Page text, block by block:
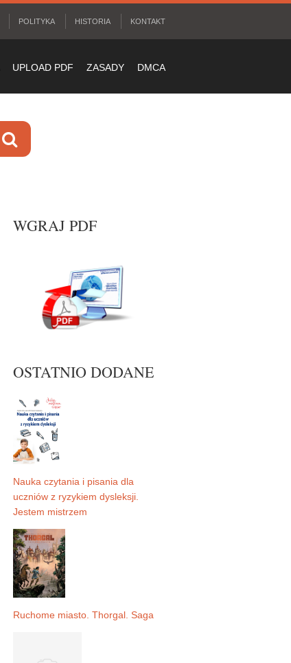
POLITYKA HISTORIA KONTAKT
UPLOAD PDF ZASADY DMCA
WGRAJ PDF
OSTATNIO DODANE
Nauka czytania i pisania dla
uczniów z ryzykiem dysleksji.
Jestem mistrzem
Ruchome miasto. Thorgal. Saga